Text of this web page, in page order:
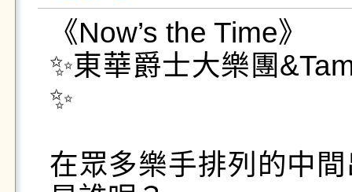
《Now’s the Time》
✨東華爵士大樂團
✨
在眾多樂手排列的中